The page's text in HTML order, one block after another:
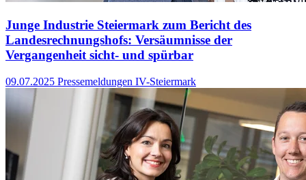
Junge Industrie Steiermark zum Bericht des
Landesrechnungshofs: Versäumnisse der
Vergangenheit sicht- und spürbar
09.07.2025 Pressemeldungen IV-Steiermark